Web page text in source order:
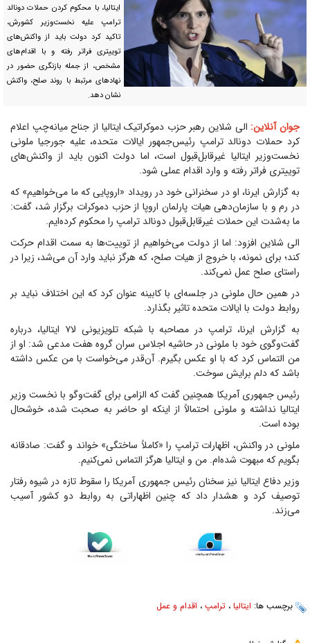
ایتالیا، با محکوم کردن حملات دونالد
ترامپ علیه نخست‌وزیر کشورش،
تاکید کرد دولت باید از واکنش‌های
توییتری فراتر رفته و با اقدام‌های
مشخص، از جمله بازنگری حضور در
نهادهای مرتبط با روند صلح، واکنش
نشان دهد.
جوان آنلاین: الی شلاین رهبر حزب دموکراتیک ایتالیا از جناح میانه‌چپ اعلام
کرد حملات دونالد ترامپ رئیس‌جمهور ایالات متحده، علیه جورجیا ملونی
نخست‌وزیر ایتالیا غیرقابل‌قبول است، اما دولت اکنون باید از واکنش‌های
توییتری فراتر رفته و وارد اقدام عملی شود.
به گزارش ایرنا، او در سخنرانی خود در رویداد «اروپایی که ما می‌خواهیم» که
در رم و با سازمان‌دهی هیات پارلمان اروپا از حزب دموکرات برگزار شد، گفت:
ما به‌شدت این حملات غیرقابل‌قبول دونالد ترامپ را محکوم کرده‌ایم.
الی شلاین افزود: اما از دولت می‌خواهیم از توییت‌ها به سمت اقدام حرکت
کند؛ برای نمونه، با خروج از هیات صلح، که هرگز نباید وارد آن می‌شد، زیرا در
راستای صلح عمل نمی‌کند.
در همین حال ملونی در جلسه‌ای با کابینه عنوان کرد که این اختلاف نباید بر
روابط دولت با ایالات متحده تاثیر بگذارد.
به گزارش ایرنا، ترامپ در مصاحبه با شبکه تلویزیونی لا۷ ایتالیا، درباره
گفت‌وگوی خود با ملونی در حاشیه اجلاس سران گروه هفت مدعی شد: او از
من التماس کرد که با او عکس بگیرم. آن‌قدر می‌خواست با من عکس داشته
باشد که دلم برایش سوخت.
رئیس جمهوری آمریکا همچنین گفت که الزامی برای گفت‌وگو با نخست وزیر
ایتالیا نداشته و ملونی احتمالاً از اینکه او حاضر به صحبت شده، خوشحال
بوده است.
ملونی در واکنش، اظهارات ترامپ را «کاملاً ساختگی» خواند و گفت: صادقانه
بگویم که مبهوت شده‌ام. من و ایتالیا هرگز التماس نمی‌کنیم.
وزیر دفاع ایتالیا نیز سخنان رئیس جمهوری آمریکا را سقوط تازه در شیوه رفتار
توصیف کرد و هشدار داد که چنین اظهاراتی به روابط دو کشور آسیب
می‌زند.
برچسب ها: ایتالیا ، ترامپ ، اقدام و عمل